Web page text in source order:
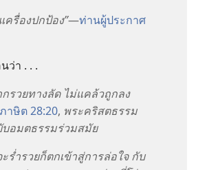
เครื่องปกป้อง”—ท่านผู้ประกาศ
นว่า . . .
รวยทางลัด ไม่แคล้วถูกลง
าษิต 28:20, พระคริสตธรรม
อมตธรรมร่วมสมัย
ร่ำรวยก็ตกเข้าสู่การล่อใจ กับ